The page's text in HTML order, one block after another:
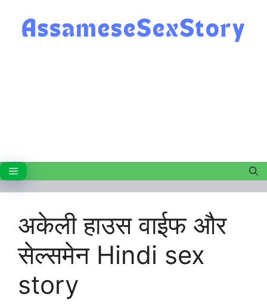
content
Menu
अकेली हाउस वाईफ और
सेल्समेन Hindi sex
story